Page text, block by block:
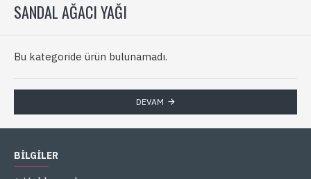
SANDAL AĞACI YAĞI
Bu kategoride ürün bulunamadı.
DEVAM
BİLGİLER